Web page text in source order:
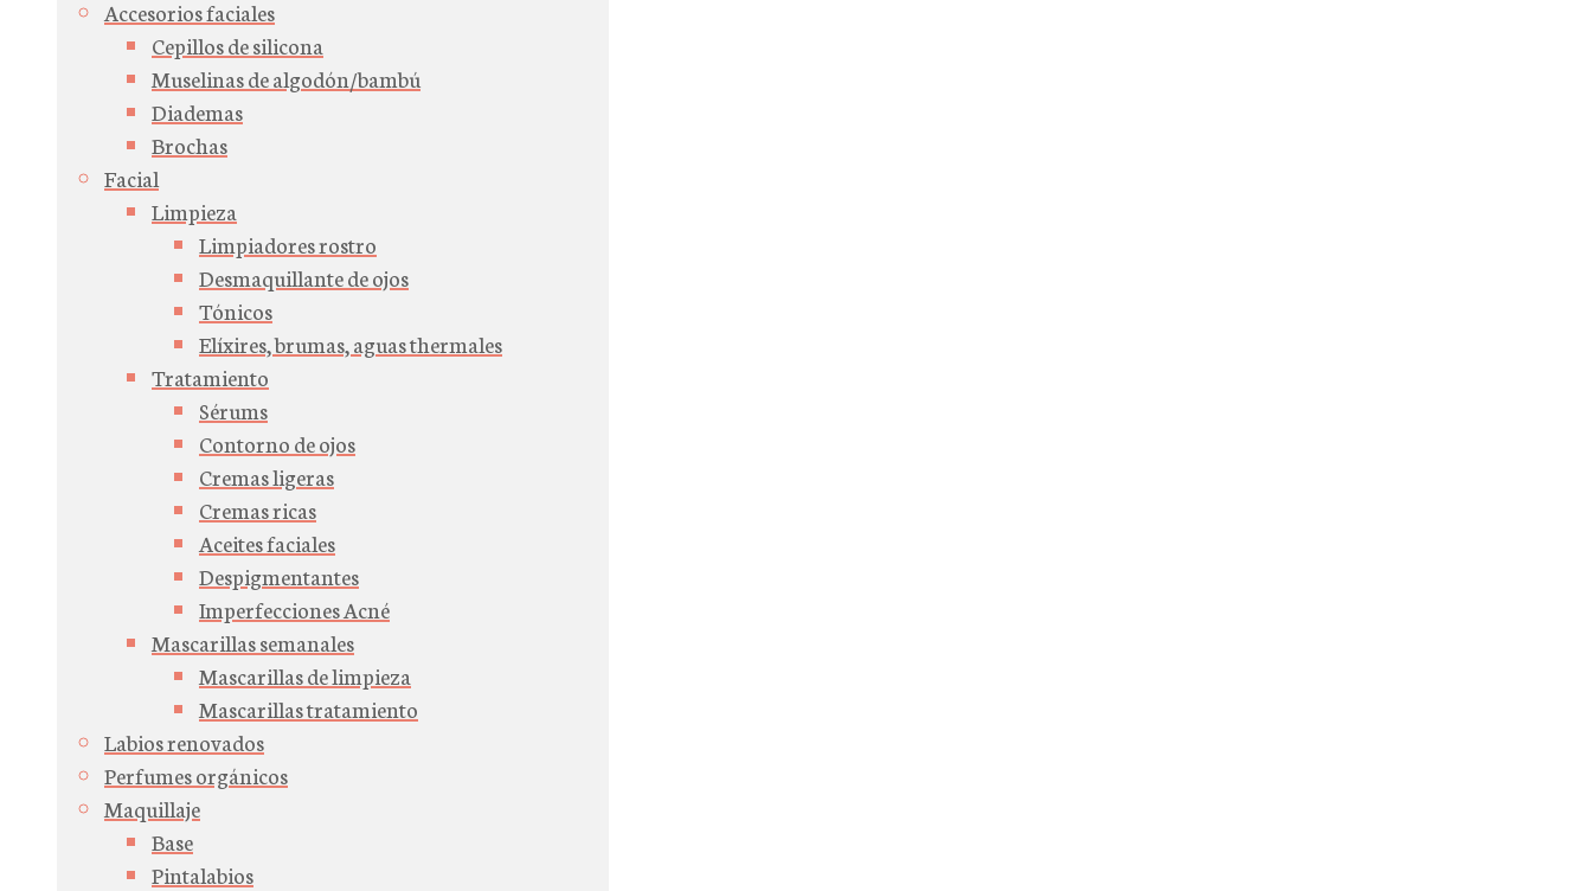
Accesorios faciales
Cepillos de silicona
Muselinas de algodón/bambú
Diademas
Brochas
Facial
Limpieza
Limpiadores rostro
Desmaquillante de ojos
Tónicos
Elíxires, brumas, aguas thermales
Tratamiento
Sérums
Contorno de ojos
Cremas ligeras
Cremas ricas
Aceites faciales
Despigmentantes
Imperfecciones Acné
Mascarillas semanales
Mascarillas de limpieza
Mascarillas tratamiento
Labios renovados
Perfumes orgánicos
Maquillaje
Base
Pintalabios